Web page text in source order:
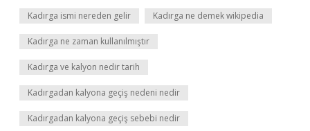
Kadırga ismi nereden gelir Kadırga ne demek wikipedia
Kadırga ne zaman kullanılmıştır
Kadırga ve kalyon nedir tarih
Kadırgadan kalyona geçiş nedeni nedir
Kadırgadan kalyona geçiş sebebi nedir